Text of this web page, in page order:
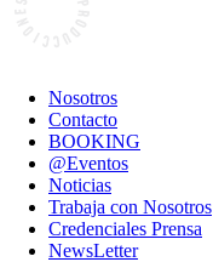
Nosotros
Contacto
BOOKING
@Eventos
Noticias
Trabaja con Nosotros
Credenciales Prensa
NewsLetter